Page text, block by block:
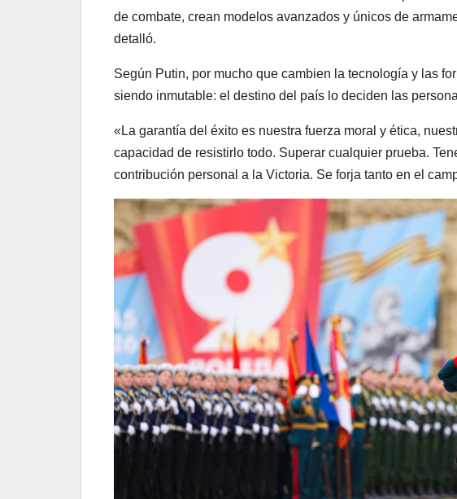
de combate, crean modelos avanzados y únicos de
detalló.
Según Putin, por mucho que cambien la tecnología y las
siendo inmutable: el destino del país lo deciden las
«La garantía del éxito es nuestra fuerza moral y ética,
capacidad de resistirlo todo. Superar cualquier prueba.
contribución personal a la Victoria. Se forja tanto en el